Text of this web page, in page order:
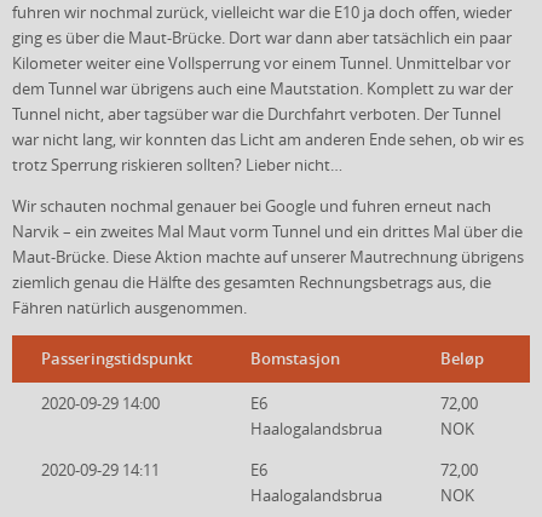
fuhren wir nochmal zurück, vielleicht war die E10 ja doch offen, wieder
ging es über die Maut-Brücke. Dort war dann aber tatsächlich ein paar
Kilometer weiter eine Vollsperrung vor einem Tunnel. Unmittelbar vor
dem Tunnel war übrigens auch eine Mautstation. Komplett zu war der
Tunnel nicht, aber tagsüber war die Durchfahrt verboten. Der Tunnel
war nicht lang, wir konnten das Licht am anderen Ende sehen, ob wir es
trotz Sperrung riskieren sollten? Lieber nicht…
Wir schauten nochmal genauer bei Google und fuhren erneut nach
Narvik – ein zweites Mal Maut vorm Tunnel und ein drittes Mal über die
Maut-Brücke. Diese Aktion machte auf unserer Mautrechnung übrigens
ziemlich genau die Hälfte des gesamten Rechnungsbetrags aus, die
Fähren natürlich ausgenommen.
Passeringstidspunkt Bomstasjon Beløp
2020-09-29 14:00
E6
Haalogalandsbrua
72,00
NOK
2020-09-29 14:11
E6
Haalogalandsbrua
72,00
NOK